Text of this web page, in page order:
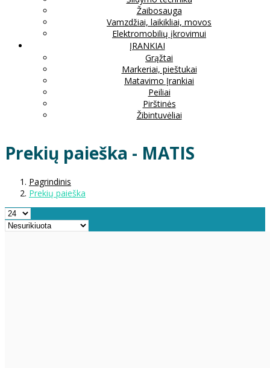
Žaibosauga
Vamzdžiai, laikikliai, movos
Elektromobilių įkrovimui
ĮRANKIAI
Grąžtai
Markeriai, pieštukai
Matavimo Įrankiai
Peiliai
Pirštinės
Žibintuvėliai
Prekių paieška - MATIS
Pagrindinis
Prekių paieška